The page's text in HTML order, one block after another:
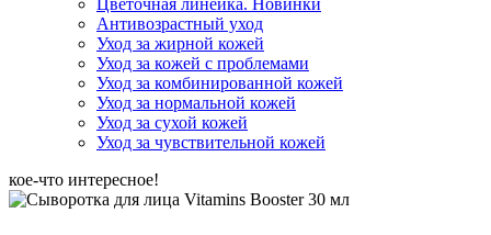
Цветочная линейка. Новинки
Антивозрастный уход
Уход за жирной кожей
Уход за кожей с проблемами
Уход за комбинированной кожей
Уход за нормальной кожей
Уход за сухой кожей
Уход за чувствительной кожей
кое-что интересное!